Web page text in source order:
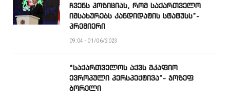
ჩვენს პოზიციას, რომ საქართველო
იმსახურებს კანდიდატის სტატუსს”-
პრემიერი
09:04 - 01/06/2023
“საქართველოს აქვს მკაფიო
ევროპული პერსპექტივა”- ჯოზეფ
ბორელი